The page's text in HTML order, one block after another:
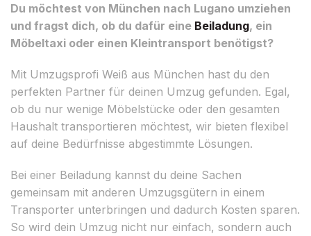
Du möchtest von München nach Lugano umziehen
und fragst dich, ob du dafür eine Beiladung, ein
Möbeltaxi oder einen Kleintransport benötigst?
Mit Umzugsprofi Weiß aus München hast du den
perfekten Partner für deinen Umzug gefunden. Egal,
ob du nur wenige Möbelstücke oder den gesamten
Haushalt transportieren möchtest, wir bieten flexibel
auf deine Bedürfnisse abgestimmte Lösungen.
Bei einer Beiladung kannst du deine Sachen
gemeinsam mit anderen Umzugsgütern in einem
Transporter unterbringen und dadurch Kosten sparen.
So wird dein Umzug nicht nur einfach, sondern auch